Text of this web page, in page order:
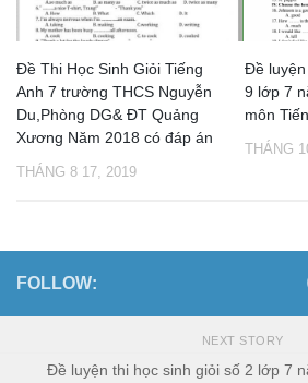
Đề Thi Học Sinh Giỏi Tiếng
Anh 7 trường THCS Nguyễn
Du,Phòng DG& ĐT Quảng
Xương Năm 2018 có đáp án
THÁNG 8 17, 2019
Đề
9 lớp 7
môn
THÁNG
FOLLOW:
NEXT STORY
Đề luyện thi học sinh giỏi số 2 lớp 7